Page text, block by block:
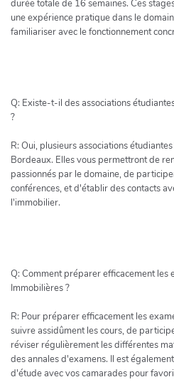
durée totale de 16 semaines. Ces
une expérience pratique dans le
familiariser avec le fonctionnement
Q: Existe-t-il des associations
?
R: Oui, plusieurs associations
Bordeaux. Elles vous permettront de
passionnés par le domaine, de
conférences, et d'établir des contacts
l'immobilier.
Q: Comment préparer efficacement les
Immobilières ?
R: Pour préparer efficacement les
suivre assidûment les cours, de
réviser régulièrement les différentes
des annales d'examens. Il est
d'étude avec vos camarades pour